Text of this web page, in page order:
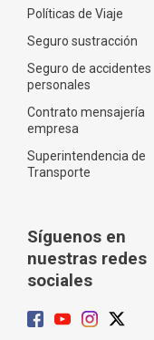
Políticas de Viaje
Seguro sustracción
Seguro de accidentes
personales
Contrato mensajería
empresa
Superintendencia de
Transporte
Síguenos en
nuestras redes
sociales